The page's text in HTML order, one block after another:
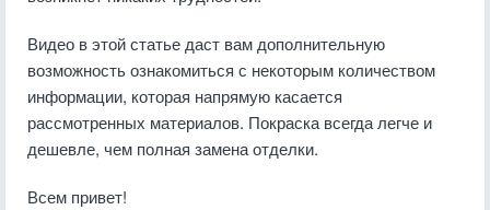
Видео в этой статье даст вам дополнительную
возможность ознакомиться с некоторым количеством
информации, которая напрямую касается
рассмотренных материалов. Покраска всегда легче и
дешевле, чем полная замена отделки.
Всем привет!